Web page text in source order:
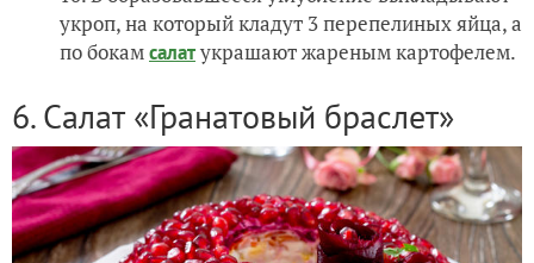
укроп, на который кладут 3 перепелиных яйца, а
по бокамсалатукрашают жареным картофелем.
6. Салат «Гранатовый браслет»